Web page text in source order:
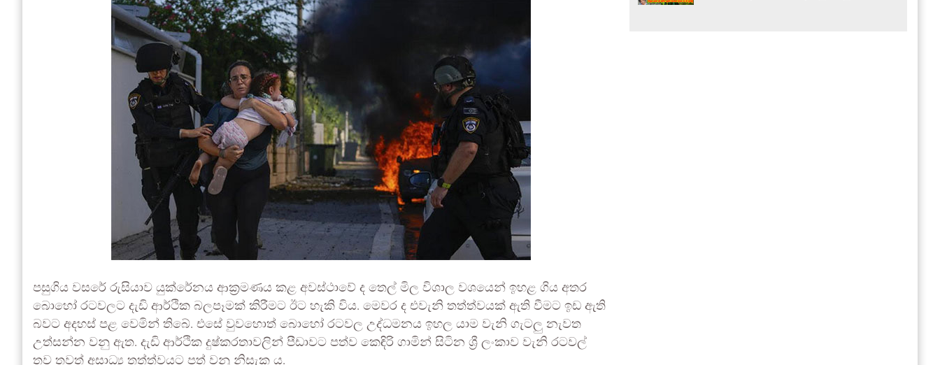
පසුගිය වසරේ රුසියාව යුක්රේනය ආක්‍රමණය කළ අවස්ථාවේ ද තෙල් මිල විශාල වශයෙන් ඉහළ ගිය අතර
බොහෝ රටවලට දැඩි ආර්ථික බලපෑමක් කිරීමට ඊට හැකි විය. මෙවර ද එවැනි තත්ත්වයක් ඇති වීමට ඉඩ ඇති
බවට අදහස් පළ වෙමින් තිබේ. එසේ වුවහොත් බොහෝ රටවල උද්ධමනය ඉහල යාම වැනි ගැටලු නැවත
උත්සන්න වනු ඇත. දැඩි ආර්ථික දුෂ්කරතාවලින් පීඩාවට පත්ව කෙඳිරි ගාමින් සිටින ශ්‍රී ලංකාව වැනි රටවල්
තව තවත් අසාධ්‍ය තත්ත්වයට පත් වනු නිසැක ය.